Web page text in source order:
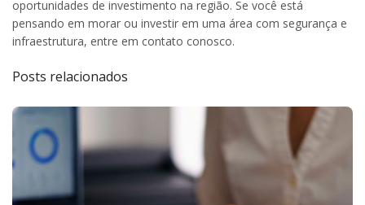
oportunidades de investimento na região. Se você está
pensando em morar ou investir em uma área com segurança e
infraestrutura, entre em contato conosco.
Posts relacionados